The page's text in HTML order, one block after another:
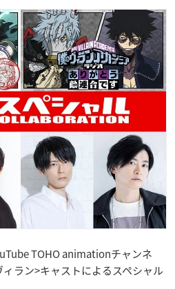
TOHO animationチャンネ
ラン>キャストによるスペシャル